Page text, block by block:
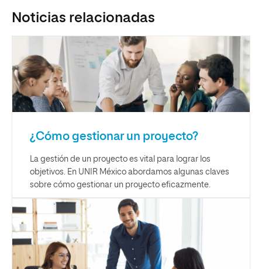
Noticias relacionadas
¿Cómo gestionar un proyecto?
La gestión de un proyecto es vital para lograr los
objetivos. En UNIR México abordamos algunas claves
sobre cómo gestionar un proyecto eficazmente.